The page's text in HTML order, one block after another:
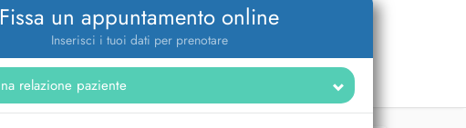
Fissa un appuntamento online
Inserisci i tuoi dati per prenotare